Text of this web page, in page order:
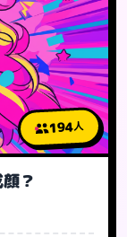
194人
？